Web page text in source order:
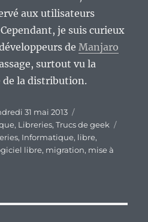
aux utilisateurs
je suis curieux
deManjaro
surtout vu la
la distribution.
31 mai 2013
, Libreries,Trucs de geek
, Informatique, libre,
libre, migration, mise à